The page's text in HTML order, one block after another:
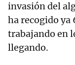
invasión del
ha recogido ya
trabajando en
llegando.